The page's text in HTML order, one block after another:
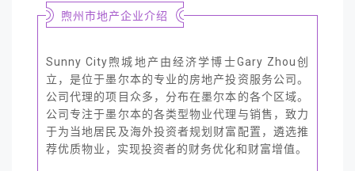
煦州市地产企业介绍
Sunny City煦城地产由经济学博士Gary Zhou创
立，是位于墨尔本的专业的房地产投资服务公司。
公司代理的项目众多，分布在墨尔本的各个区域。
公司专注于墨尔本的各类型物业代理与销售，致力
于为当地居民及海外投资者规划财富配置，遴选推
荐优质物业，实现投资者的财务优化和财富增值。